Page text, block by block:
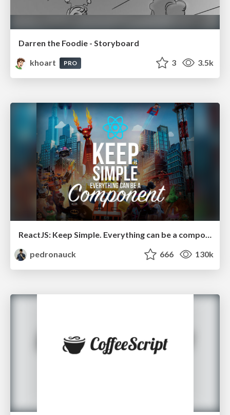
Darren the Foodie - Storyboard
khoart
PRO 3 3.5k
pedronauck
666 130k